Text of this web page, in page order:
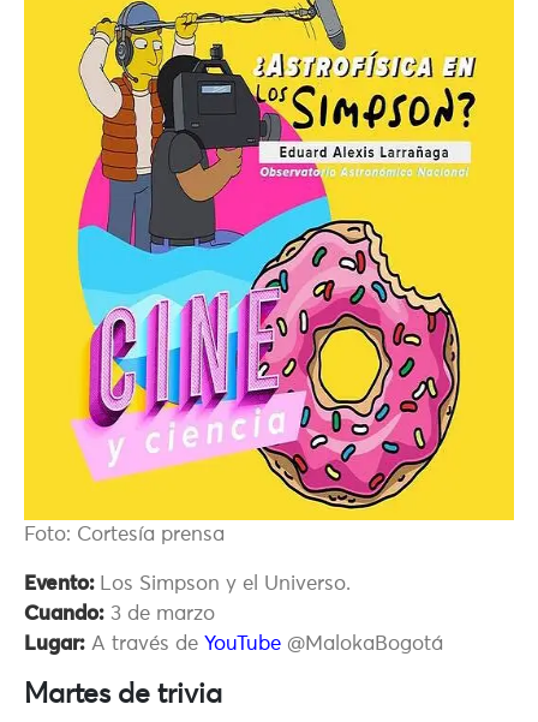
Foto: Cortesía prensa
Evento: Los Simpson y el Universo.
Cuando: 3 de marzo
Lugar: A través de YouTube @MalokaBogotá
Martes de trivia